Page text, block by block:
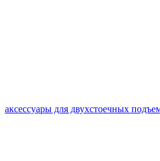
аксессуары для двухстоечных